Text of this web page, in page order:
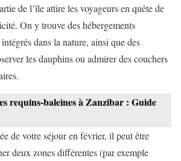
de l’île attire les voyageurs en quête de
On y trouve des hébergements
dans la nature, ainsi que des
les dauphins ou admirer des couchers
requins-baleines à Zanzibar : Guide
de votre séjour en février, il peut être
deux zones différentes (par exemple